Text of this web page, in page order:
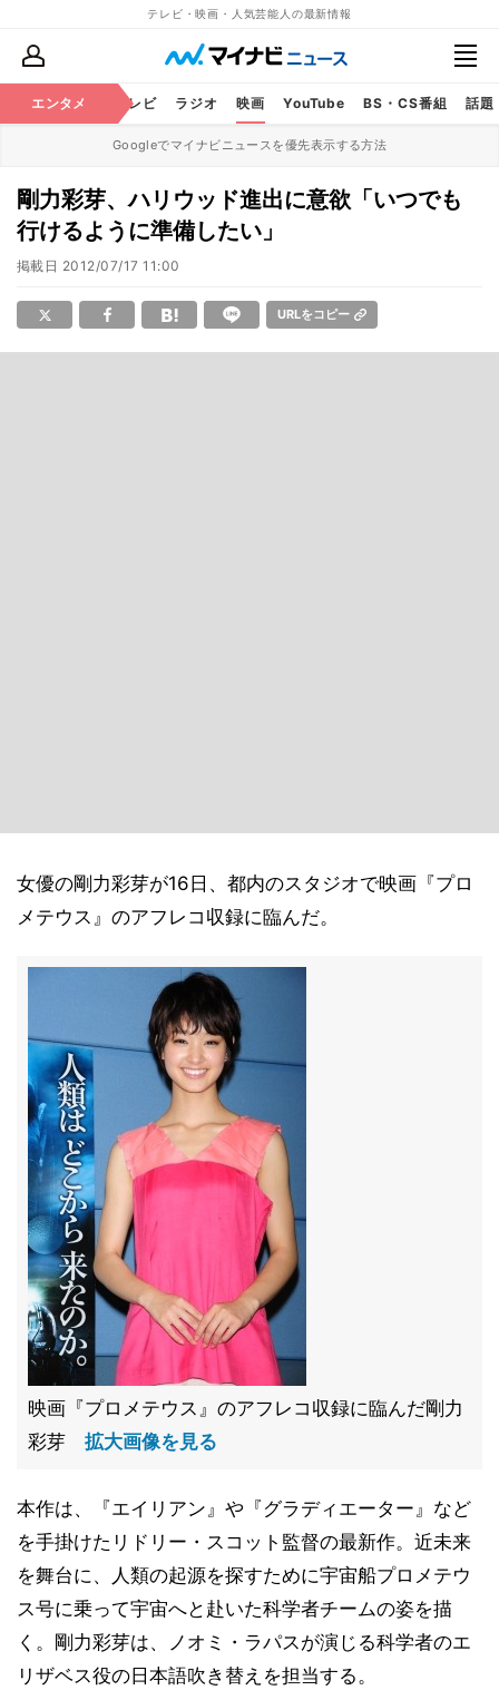
テレビ・映画・人気芸能人の最新情報
エンタメ
芸能 テレビ ラジオ 映画 YouTube BS・CS番組 話題
Googleでマイナビニュースを優先表示する方法
剛力彩芽、ハリウッド進出に意欲「いつでも
行けるように準備したい」
掲載日 2012/07/17 11:00
URLをコピー
女優の剛力彩芽が16日、都内のスタジオで映画『プロ
メテウス』のアフレコ収録に臨んだ。
映画『プロメテウス』のアフレコ収録に臨んだ剛力
彩芽 拡大画像を見る
本作は、『エイリアン』や『グラディエーター』など
を手掛けたリドリー・スコット監督の最新作。近未来
を舞台に、人類の起源を探すために宇宙船プロメテウ
ス号に乗って宇宙へと赴いた科学者チームの姿を描
く。剛力彩芽は、ノオミ・ラパスが演じる科学者のエ
リザベス役の日本語吹き替えを担当する。